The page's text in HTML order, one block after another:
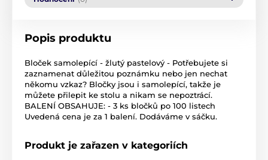
Popis produktu
Bloček samolepící - žlutý pastelový - Potřebujete si
zaznamenat důležitou poznámku nebo jen nechat
někomu vzkaz? Bločky jsou i samolepící, takže je
můžete přilepit ke stolu a nikam se nepoztrácí.
BALENÍ OBSAHUJE: - 3 ks bločků po 100 listech
Uvedená cena je za 1 balení. Dodáváme v sáčku.
Produkt je zařazen v kategoriích